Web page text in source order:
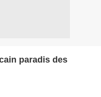
paradis des